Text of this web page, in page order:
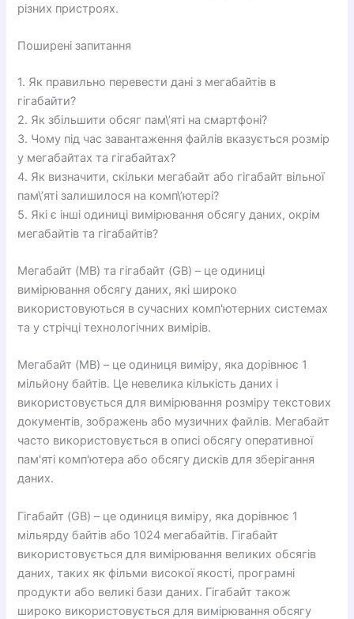
різних пристроях.
Поширені запитання
1. Як правильно перевести дані з мегабайтів в
гігабайти?
2. Як збільшити обсяг пам\’яті на смартфоні?
3. Чому під час завантаження файлів вказується розмір
у мегабайтах та гігабайтах?
4. Як визначити, скільки мегабайт або гігабайт вільної
пам\’яті залишилося на комп\’ютері?
5. Які є інші одиниці вимірювання обсягу даних, окрім
мегабайтів та гігабайтів?
Мегабайт (MB) та гігабайт (GB) – це одиниці
вимірювання обсягу даних, які широко
використовуються в сучасних комп'ютерних системах
та у стрічці технологічних вимірів.
Мегабайт (MB) – це одиниця виміру, яка дорівнює 1
мільйону байтів. Це невелика кількість даних і
використовується для вимірювання розміру текстових
документів, зображень або музичних файлів. Мегабайт
часто використовується в описі обсягу оперативної
пам'яті комп'ютера або обсягу дисків для зберігання
даних.
Гігабайт (GB) – це одиниця виміру, яка дорівнює 1
мільярду байтів або 1024 мегабайтів. Гігабайт
використовується для вимірювання великих обсягів
даних, таких як фільми високої якості, програмні
продукти або великі бази даних. Гігабайт також
широко використовується для вимірювання обсягу